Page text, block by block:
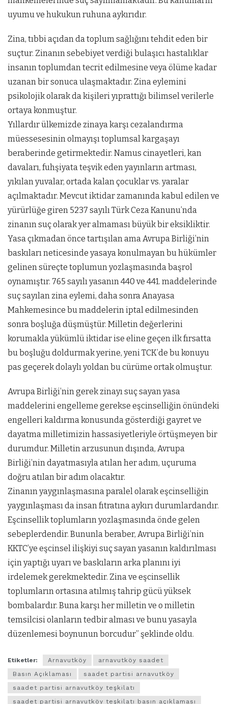
uyumu ve hukukun ruhuna aykırıdır.
Zina, tıbbi açıdan da toplum sağlığını tehdit eden bir
suçtur. Zinanın sebebiyet verdiği bulaşıcı hastalıklar
insanın toplumdan tecrit edilmesine veya ölüme kadar
uzanan bir sonuca ulaşmaktadır. Zina eylemini
psikolojik olarak da kişileri yıprattığı bilimsel verilerle
ortaya konmuştur.
Yıllardır ülkemizde zinaya karşı cezalandırma
müessesesinin olmayışı toplumsal kargaşayı
beraberinde getirmektedir. Namus cinayetleri, kan
davaları, fuhşiyata teşvik eden yayınların artması,
yıkılan yuvalar, ortada kalan çocuklar vs. yaralar
açılmaktadır. Mevcut iktidar zamanında kabul edilen ve
yürürlüğe giren 5237 sayılı Türk Ceza Kanunu’nda
zinanın suç olarak yer almaması büyük bir eksikliktir.
Yasa çıkmadan önce tartışılan ama Avrupa Birliği’nin
baskıları neticesinde yasaya konulmayan bu hükümler
gelinen süreçte toplumun yozlaşmasında başrol
oynamıştır. 765 sayılı yasanın 440 ve 441. maddelerinde
suç sayılan zina eylemi, daha sonra Anayasa
Mahkemesince bu maddelerin iptal edilmesinden
sonra boşluğa düşmüştür. Milletin değerlerini
korumakla yükümlü iktidar ise eline geçen ilk fırsatta
bu boşluğu doldurmak yerine, yeni TCK’de bu konuyu
pas geçerek dolaylı yoldan bu cürüme ortak olmuştur.
Avrupa Birliği’nin gerek zinayı suç sayan yasa
maddelerini engelleme gerekse eşcinselliğin önündeki
engelleri kaldırma konusunda gösterdiği gayret ve
dayatma milletimizin hassasiyetleriyle örtüşmeyen bir
durumdur. Milletin arzusunun dışında, Avrupa
Birliği’nin dayatmasıyla atılan her adım, uçuruma
doğru atılan bir adım olacaktır.
Zinanın yaygınlaşmasına paralel olarak eşcinselliğin
yaygınlaşması da insan fıtratına aykırı durumlardandır.
Eşcinsellik toplumların yozlaşmasında önde gelen
sebeplerdendir. Bununla beraber, Avrupa Birliği’nin
KKTC’ye eşcinsel ilişkiyi suç sayan yasanın kaldırılması
için yaptığı uyarı ve baskıların arka planını iyi
irdelemek gerekmektedir. Zina ve eşcinsellik
toplumların ortasına atılmış tahrip gücü yüksek
bombalardır. Buna karşı her milletin ve o milletin
temsilcisi olanların tedbir alması ve bunu yasayla
düzenlemesi boynunun borcudur” şeklinde oldu.
Etiketler: Arnavutköy
arnavutköy saadet
Basın Açıklaması
saadet partisi arnavutköy
saadet partisi arnavutköy teşkilatı
saadet partisi arnavutköy teşkilatı basın açıklaması